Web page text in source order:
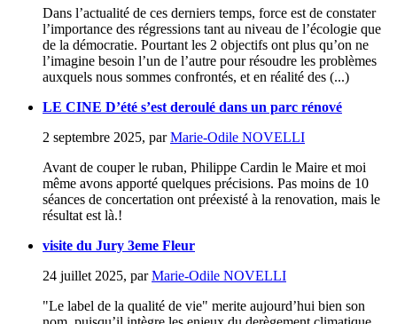
Dans l’actualité de ces derniers temps, force est de constater
l’importance des régressions tant au niveau de l’écologie que
de la démocratie. Pourtant les 2 objectifs ont plus qu’on ne
l’imagine besoin l’un de l’autre pour résoudre les problèmes
auxquels nous sommes confrontés, et en réalité des (...)
LE CINE D’été s’est deroulé dans un parc rénové
2 septembre 2025, parMarie-Odile NOVELLI
Avant de couper le ruban, Philippe Cardin le Maire et moi
même avons apporté quelques précisions. Pas moins de 10
séances de concertation ont préexisté à la renovation, mais le
résultat est là.!
visite du Jury 3eme Fleur
24 juillet 2025, parMarie-Odile NOVELLI
"Le label de la qualité de vie" merite aujourd’hui bien son